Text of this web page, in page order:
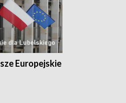
Europejskie